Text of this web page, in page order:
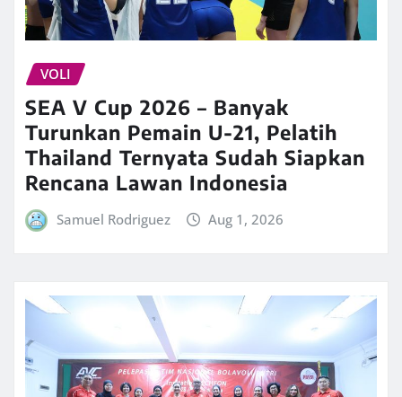
VOLI
SEA V Cup 2026 – Banyak
Turunkan Pemain U-21, Pelatih
Thailand Ternyata Sudah Siapkan
Rencana Lawan Indonesia
Samuel Rodriguez Aug 1, 2026